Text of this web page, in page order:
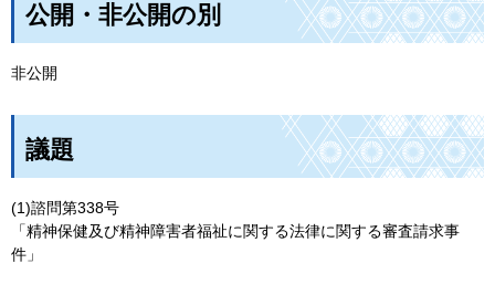
公開・非公開の別
非公開
議題
(1)諮問第338号
「精神保健及び精神障害者福祉に関する法律に関する審査請求事
件」